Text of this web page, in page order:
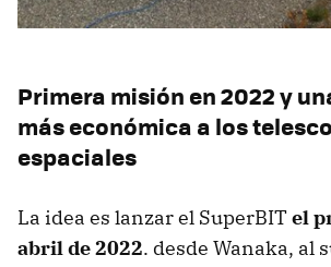
Primera misión en 2022 y
más económica a los
espaciales
La idea es lanzar el SuperBITel
abril de 2022. desde Wanaka, al